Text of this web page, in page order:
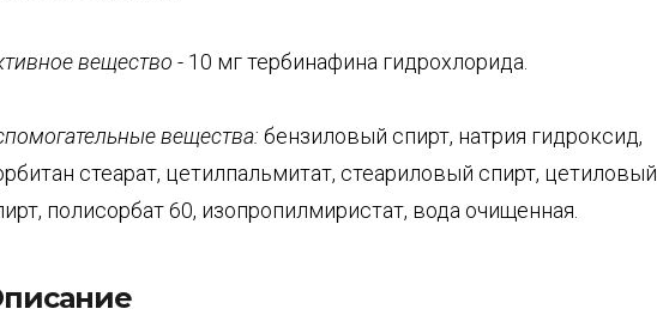
вещество - 10 мг тербинафина гидрохлорида.
вещества: бензиловый спирт, натрия гидроксид,
стеарат, цетилпальмитат, стеариловый спирт, цетиловый
полисорбат 60, изопропилмиристат, вода очищенная.